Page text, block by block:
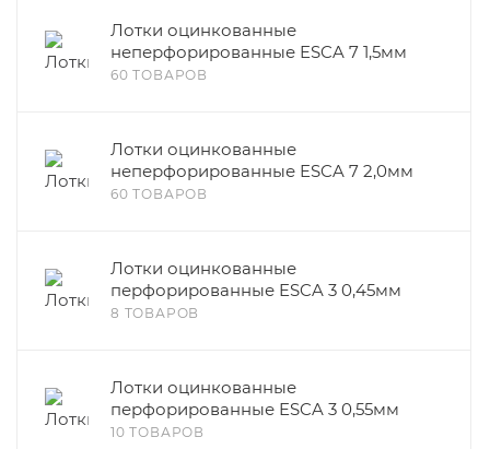
Лотки оцинкованные
неперфорированные ESCA 7 1,5мм
60 ТОВАРОВ
Лотки оцинкованные
неперфорированные ESCA 7 2,0мм
60 ТОВАРОВ
Лотки оцинкованные
перфорированные ESCA 3 0,45мм
8 ТОВАРОВ
Лотки оцинкованные
перфорированные ESCA 3 0,55мм
10 ТОВАРОВ